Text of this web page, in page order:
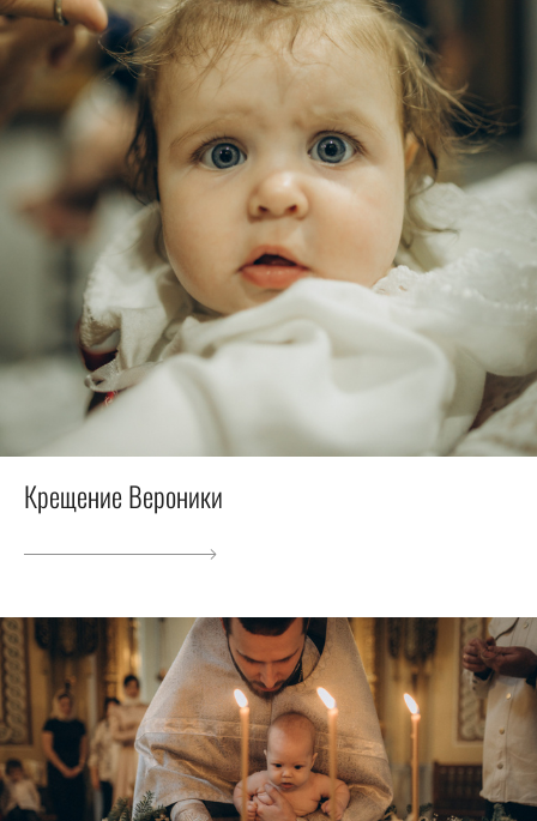
Крещение Вероники